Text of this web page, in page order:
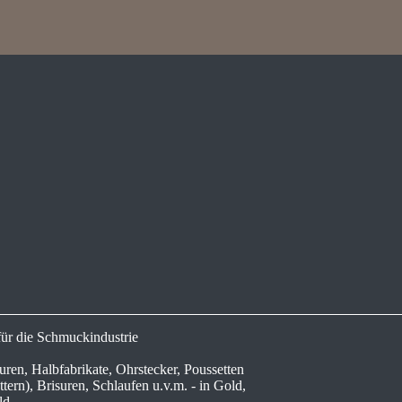
die Schmuckindustrie
Halbfabrikate, Ohrstecker, Poussetten
Brisuren, Schlaufen u.v.m. - in Gold,